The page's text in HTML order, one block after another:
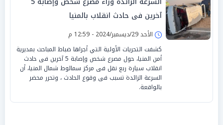
آخرين فى حادث انقلاب بالمنيا
الأحد 29/ديسمبر/2024 - 12:59 م
كشفت التحريات الأولية التي أجراها ضباط المباحث بمديرية
أمن المنيا، حول مصرع شخص وإصابة 5 آخرين فى حادث
انقلاب سيارة ربع نقل فى مركز سمالوط شمال المنيا، أن
السرعة الزائدة تسبب فى وقوع الحادث ، وتحرر محضر
بالواقعة.